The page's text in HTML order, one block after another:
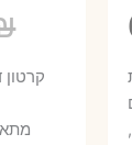
הנוכחיקרטון